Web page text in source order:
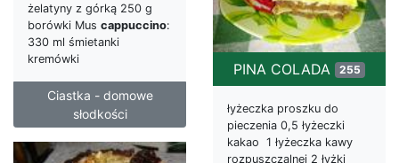
żelatyny z górką 250 g
borówki Mus cappuccino:
330 ml śmietanki
kremówki
Ciastka - domowe
słodkości
PINA COLADA 255
łyżeczka proszku do
pieczenia 0,5 łyżeczki
kakao 1 łyżeczka kawy
rozpuszczalnej 2 łyżki